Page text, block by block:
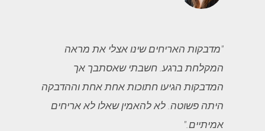
"מדבקות האריחים שינו אצלי את מראה
המקלחת ברגע. חשבתי שאסתבך אך
המדבקות הגיעו חתוכות אחת אחת וההדבקה
היתה פשוטה. לא להאמין שאלו לא אריחים
אמיתיים."